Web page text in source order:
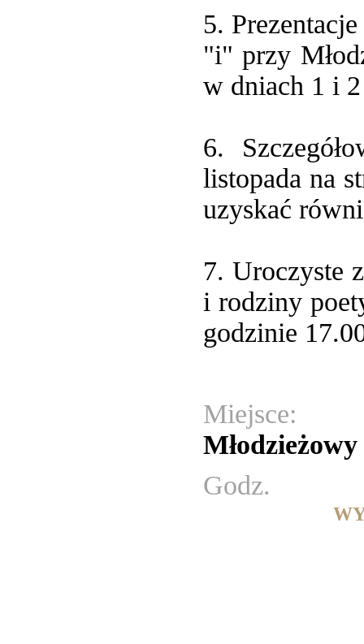
5.
"i" przy
w dniach 1 i
6.
listopada na
uzyskać
7. Uroczyste
i rodziny
godzinie
Miejsce:
Godz.